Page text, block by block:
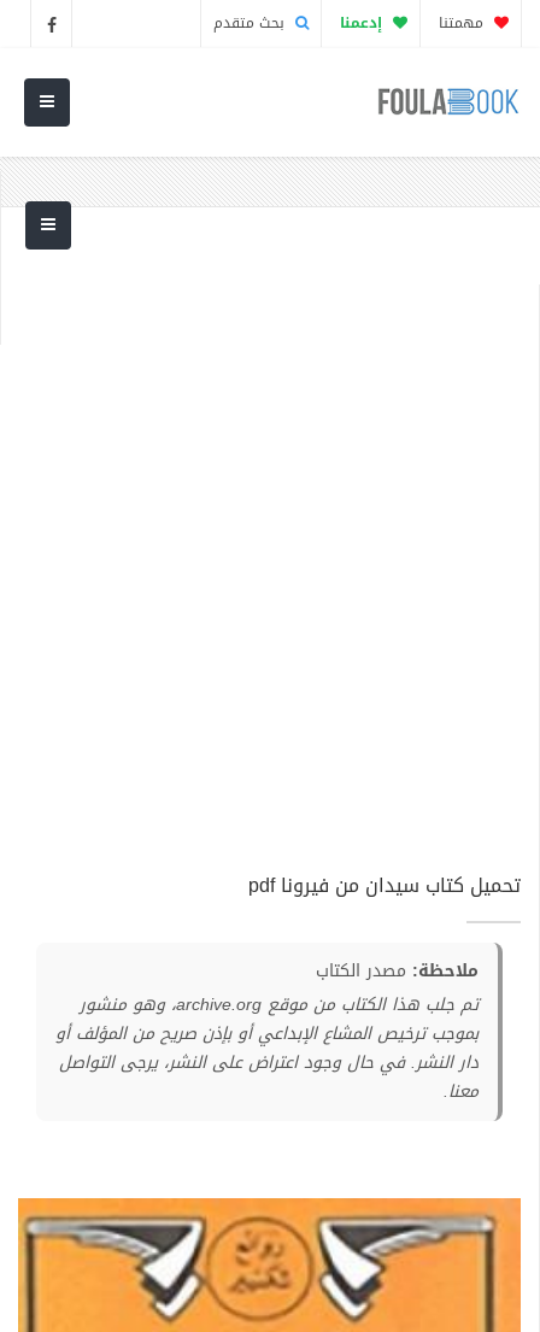
مهمتنا إدعمنا بحث متقدم
تحميل كتاب سيدان من فيرونا pdf
ملاحظة: مصدر الكتاب
تم جلب هذا الكتاب من موقع archive.org، وهو منشور
بموجب ترخيص المشاع الإبداعي أو بإذن صريح من المؤلف أو
دار النشر. في حال وجود اعتراض على النشر، يرجى التواصل
معنا.